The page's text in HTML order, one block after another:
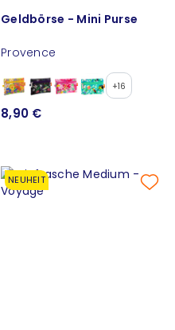
Geldbörse - Mini Purse
Provence
+16
8,90 €
NEUHEIT